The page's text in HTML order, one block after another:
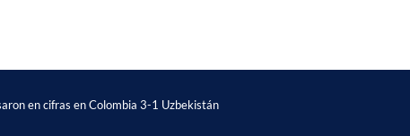
en cifras en Colombia 3-1 Uzbekistán